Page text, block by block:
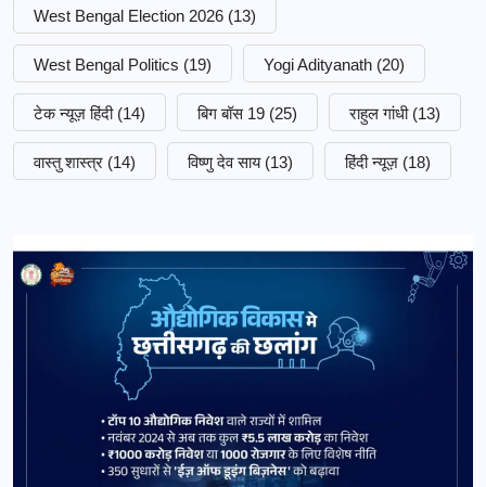
West Bengal Election 2026 (13)
West Bengal Politics (19) Yogi Adityanath (20)
टेक न्यूज़ हिंदी (14) बिग बॉस 19 (25) राहुल गांधी (13)
वास्तु शास्त्र (14) विष्णु देव साय (13) हिंदी न्यूज़ (18)